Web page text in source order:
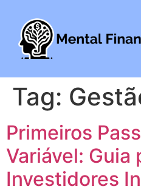
Tag:
Primeiros
Variável: Guia
Investidores